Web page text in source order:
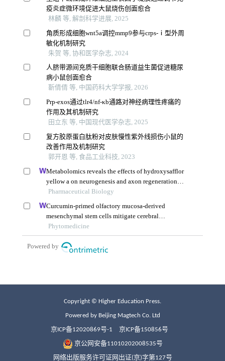
Copyright © Higher Education Press.
Powered by Beijing Magtech Co. Ltd
京ICP备12020869号-1 京ICP备150856号
京公网安备11010202008535号
网络出版服务许可证网出证(京)字第127号